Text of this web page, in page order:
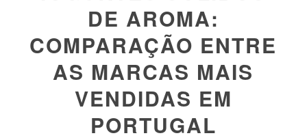
DE AROMA:
COMPARAÇÃO ENTRE
AS MARCAS MAIS
VENDIDAS EM
PORTUGAL